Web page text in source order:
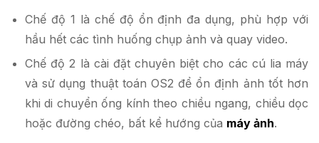
Chế độ 1 là chế độ ổn định đa dụng, phù hợp với
hầu hết các tình huống chụp ảnh và quay video.
Chế độ 2 là cài đặt chuyên biệt cho các cú lia máy
và sử dụng thuật toán OS2 để ổn định ảnh tốt hơn
khi di chuyển ống kính theo chiều ngang, chiều dọc
hoặc đường chéo, bất kể hướng của máy ảnh.